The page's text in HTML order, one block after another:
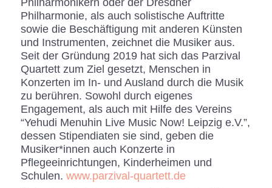
Philharmonie, als auch solistische Auftritte
sowie die Beschäftigung mit anderen Künsten
und Instrumenten, zeichnet die Musiker aus.
Seit der Gründung 2019 hat sich das Parzival
Quartett zum Ziel gesetzt, Menschen in
Konzerten im In- und Ausland durch die Musik
zu berühren. Sowohl durch eigenes
Engagement, als auch mit Hilfe des Vereins
“Yehudi Menuhin Live Music Now! Leipzig e.V.”,
dessen Stipendiaten sie sind, geben die
Musiker*innen auch Konzerte in
Pflegeeinrichtungen, Kinderheimen und
Schulen. www.parzival-quartett.de